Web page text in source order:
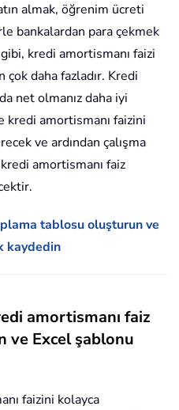
almak, öğrenim ücreti
bankalardan para çekmek
kredi amortismanı faizi
daha fazladır. Kredi
net olmanız daha iyi
kredi amortismanı faizini
ve ardından çalışma
amortismanı faiz
tablosu oluşturun ve
kaydedin
amortismanı faiz
ve Excel şablonu
faizini kolayca